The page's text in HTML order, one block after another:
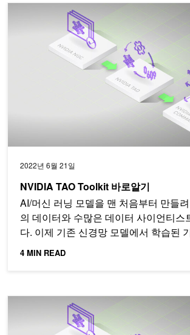
2022년 6월 21일
NVIDIA TAO Toolkit 바로알기
AI/머신 러닝 모델을 맨 처음부터 만들
의 데이터와 수많은 데이터 사이언티스
다. 이제 기존 신경망 모델에서 학습된
4 MIN READ
NVIDIA TAO Toolkit 바로알기
AI 모델 개발, 개발자 밋업에서 TAO Toolkit과